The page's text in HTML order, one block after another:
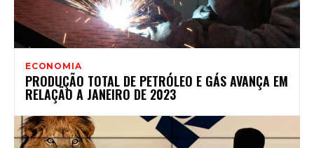
ECONOMIA
PRODUÇÃO TOTAL DE PETRÓLEO E GÁS AVANÇA EM
RELAÇÃO A JANEIRO DE 2023